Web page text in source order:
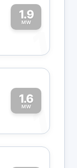
1.9
MW
1
1.6
MW1